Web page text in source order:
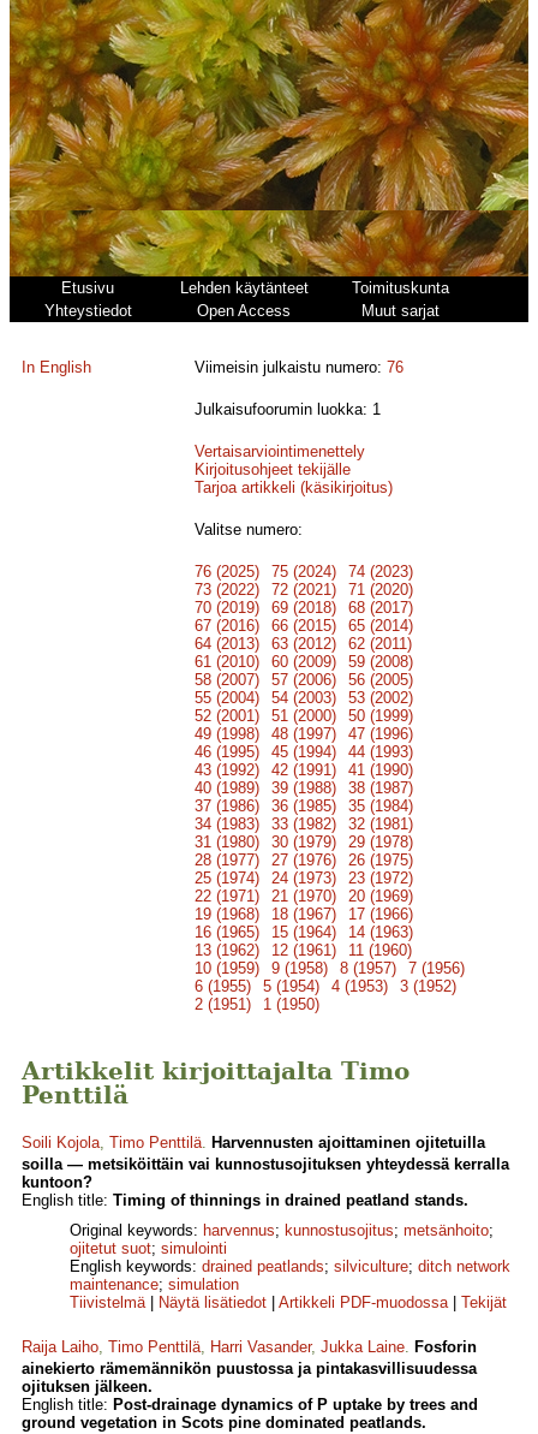
Etusivu Lehden käytänteet
Toimituskunta
Yhteystiedot
Open Access Muut sarjat
In English Viimeisin julkaistu numero:76
Julkaisufoorumin luokka: 1
Vertaisarviointimenettely
Kirjoitusohjeet tekijälle
Tarjoa artikkeli (käsikirjoitus)
Valitse numero:
76 (2025) 75 (2024)
74 (2023)
73 (2022)
72 (2021)
71 (2020)
70 (2019)
69 (2018)
68 (2017)
67 (2016)
66 (2015)
65 (2014)
64 (2013)
63 (2012)
62 (2011)
61 (2010)
60 (2009)
59 (2008)
58 (2007)
57 (2006)
56 (2005)
55 (2004)
54 (2003)
53 (2002)
52 (2001)
51 (2000)
50 (1999)
49 (1998)
48 (1997)
47 (1996)
46 (1995)
45 (1994)
44 (1993)
43 (1992)
42 (1991)
41 (1990)
40 (1989)
39 (1988)
38 (1987)
37 (1986)
36 (1985)
35 (1984)
34 (1983)
33 (1982)
32 (1981)
31 (1980)
30 (1979)
29 (1978)
28 (1977)
27 (1976)
26 (1975)
25 (1974)
24 (1973)
23 (1972)
22 (1971)
21 (1970)
20 (1969)
19 (1968)
18 (1967)
17 (1966)
16 (1965)
15 (1964)
14 (1963)
13 (1962)
12 (1961)
11 (1960)
10 (1959)
9 (1958) 8 (1957)
7 (1956)
6 (1955)
5 (1954) 4 (1953)
3 (1952)
2 (1951)
1 (1950)
Artikkelit kirjoittajalta Timo
Penttilä
Soili Kojola, Timo Penttilä. Harvennusten ajoittaminen ojitetuilla
soilla — metsiköittäin vai kunnostusojituksen yhteydessä kerralla
kuntoon?
English title: Timing of thinnings in drained peatland stands.
Original keywords: harvennus; kunnostusojitus; metsänhoito;
ojitetut suot; simulointi
English keywords: drained peatlands; silviculture; ditch network
maintenance; simulation
Tiivistelmä| Näytä lisätiedot Artikkeli PDF-muodossa| Tekijät
Raija Laiho, Timo Penttilä, Harri Vasander, Jukka Laine. Fosforin
ainekierto rämemännikön puustossa ja pintakasvillisuudessa
ojituksen jälkeen.
English title: Post-drainage dynamics of P uptake by trees and
ground vegetation in Scots pine dominated peatlands.